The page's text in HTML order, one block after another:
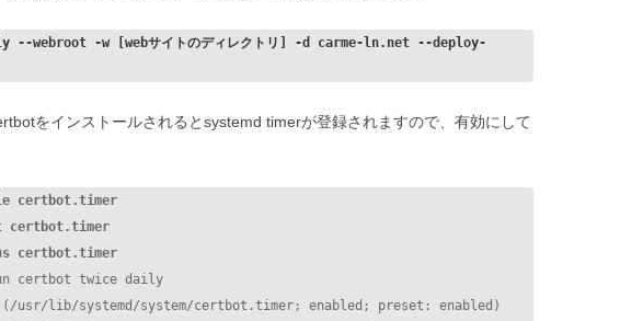
webroot -w [webサイトのディレクトリ] -d carme-ln.net --deploy-
をインストールされるとsystemd timerが登録されますので、有効にして
certbot.timer
certbot.timer
certbot.timer
certbot twice daily